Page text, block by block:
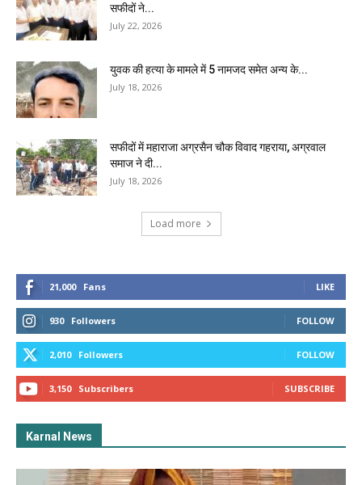
सफीदों ने...
July 22, 2026
युवक की हत्या के मामले में 5 नामजद समेत अन्य के...
July 18, 2026
सफीदों में महाराजा अग्रसैन चौक विवाद गहराया, अग्रवाल
समाज ने दी...
July 18, 2026
Load more
21,000 Fans LIKE
930 Followers FOLLOW
2,010 Followers FOLLOW
3,150 Subscribers SUBSCRIBE
Karnal News